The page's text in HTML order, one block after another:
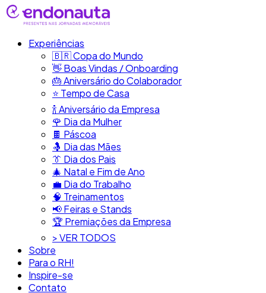
Experiências
🇧🇷​ Copa do Mundo
👋​ Boas Vindas / Onboarding
🎂​ Aniversário do Colaborador
⭐​ Tempo de Casa
​🍾​ Aniversário da Empresa
🌹 Dia da Mulher
🍫​ Páscoa
🤱 Dia das Mães
👔​ Dia dos Pais
🎄 Natal e Fim de Ano
💼​ Dia do Trabalho
🧠​ Treinamentos
📢​ Feiras e Stands
🏆 Premiações da Empresa
> VER TODOS
Sobre
Para o RH!
Inspire-se
Contato